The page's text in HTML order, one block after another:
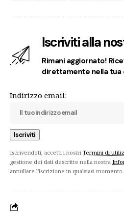
Iscriviti alla
Rimani aggiornato!
direttamente nella tua
Indirizzo email:
Iscrivendoti, accetti i nostri Termini di
gestione dei dati descritte nella nostra
annullare l'iscrizione in qualsiasi momento.